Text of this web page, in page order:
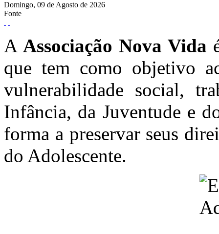
Domingo, 09 de Agosto de 2026
Fonte
A Associação Nova Vida
que tem como objetivo
vulnerabilidade social,
Infância, da Juventude e
forma a preservar seus
do Adolescente.